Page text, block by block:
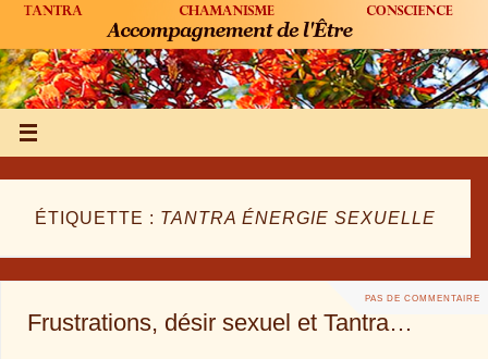
ÉTIQUETTE : TANTRA ÉNERGIE SEXUELLE
PAS DE COMMENTAIRE
Frustrations, désir sexuel et Tantra…